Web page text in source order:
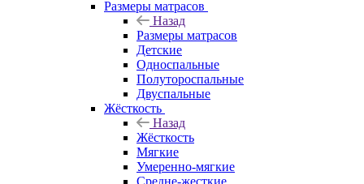
Размеры матрасов
Назад
Размеры матрасов
Детские
Односпальные
Полутороспальные
Двуспальные
Жёсткость
Назад
Жёсткость
Мягкие
Умеренно-мягкие
Средне-жесткие